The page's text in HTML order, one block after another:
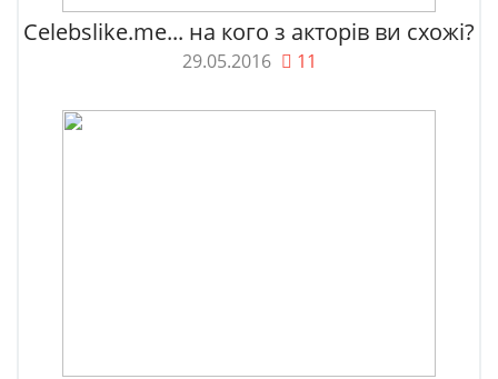
Celebslike.me... на кого з акторів ви схожі?
29.05.2016 11